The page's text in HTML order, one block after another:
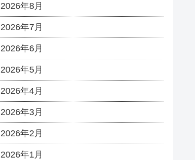
2026年8月
2026年7月
2026年6月
2026年5月
2026年4月
2026年3月
2026年2月
2026年1月